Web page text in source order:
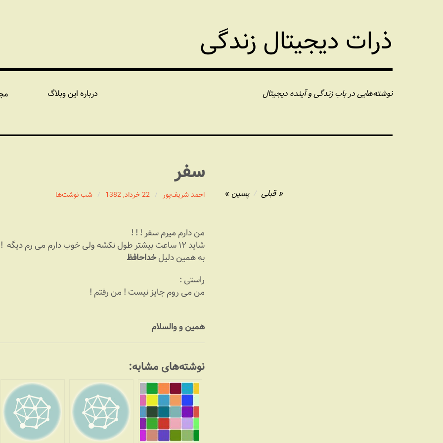
ذرات دیجیتال زندگی
نوشته‌هایی در باب زندگی و آینده دیجیتال درباره این وبلاگ
سفر
احمد شریف‌پور 22 خرداد, 1382 شب نوشت‌ها قبلی پسین
من دارم میرم سفر ! ! !
شاید ۱۲ ساعت بیشتر طول نکشه ولی خوب دارم می رم دیگه
به همین دلیلخداحافظ
راستی :
من می روم جایز نیست ! من رفتم !
همین و والسلام
نوشته‌های مشابه: